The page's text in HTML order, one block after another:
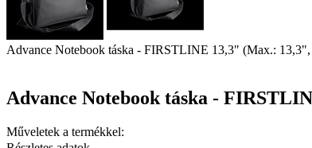
Advance Notebook táska - FIRSTLINE 13,3" (Max.: 13,3",
Advance Notebook táska -
Műveletek a termékkel: